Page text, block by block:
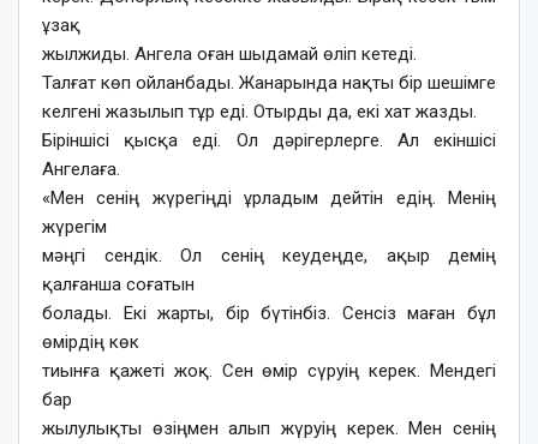
ұзақ
жылжиды. Ангела оған шыдамай өліп кетеді.
Талғат көп ойланбады. Жанарында нақты бір шешімге
келгені жазылып тұр еді. Отырды да, екі хат жазды.
Біріншісі қысқа еді. Ол дәрігерлерге. Ал екіншісі
Ангелаға.
«Мен сенің жүрегіңді ұрладым дейтін едің. Менің
жүрегім
мәңгі сендік. Ол сенің кеудеңде, ақыр демің
қалғанша соғатын
болады. Екі жарты, бір бүтінбіз. Сенсіз маған бұл
өмірдің көк
тиынға қажеті жоқ. Сен өмір сүруің керек. Мендегі
бар
жылулықты өзіңмен алып жүруің керек. Мен сенің